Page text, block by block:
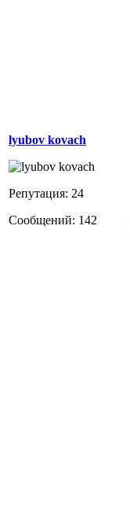
lyubov kovach
Репутация: 24
Сообщений: 142